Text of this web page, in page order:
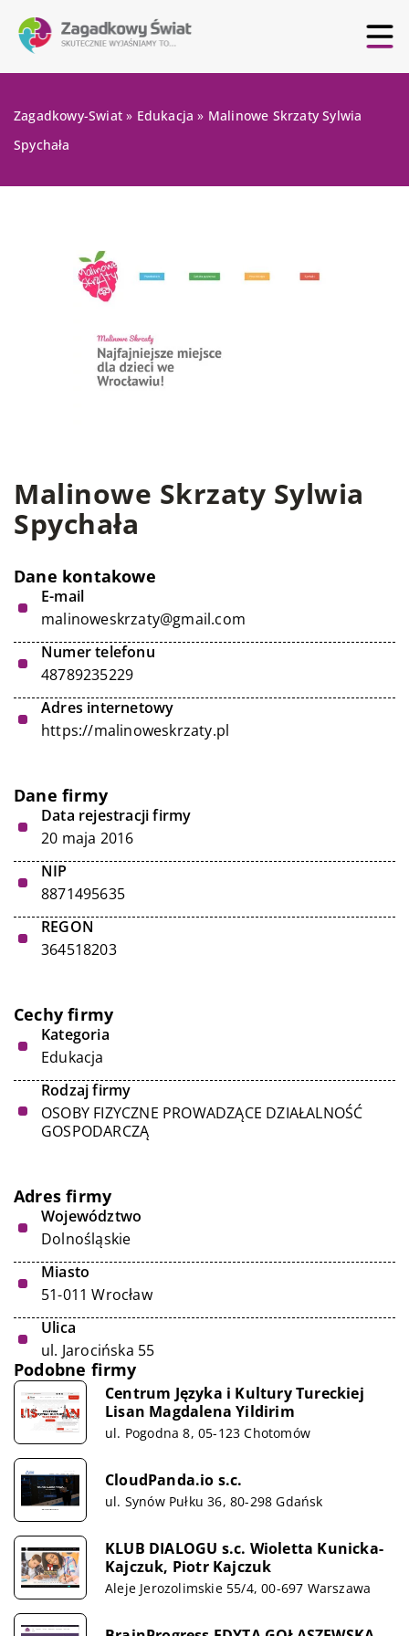
Zagadkowy-Swiat » Edukacja » Malinowe Skrzaty Sylwia
Spychała
Malinowe Skrzaty Sylwia
Spychała
Dane kontakowe
E-mail
malinoweskrzaty@gmail.com
Numer telefonu
48789235229
Adres internetowy
https://malinoweskrzaty.pl
Dane firmy
Data rejestracji firmy
20 maja 2016
NIP
8871495635
REGON
364518203
Cechy firmy
Kategoria
Edukacja
Rodzaj firmy
OSOBY FIZYCZNE PROWADZĄCE DZIAŁALNOŚĆ
GOSPODARCZĄ
Adres firmy
Województwo
Dolnośląskie
Miasto
51-011 Wrocław
Ulica
ul. Jarocińska 55
Podobne firmy
Centrum Języka i Kultury Tureckiej
Lisan Magdalena Yildirim
ul. Pogodna 8, 05-123 Chotomów
CloudPanda.io s.c.
ul. Synów Pułku 36, 80-298 Gdańsk
KLUB DIALOGU s.c. Wioletta Kunicka-
Kajczuk, Piotr Kajczuk
Aleje Jerozolimskie 55/4, 00-697 Warszawa